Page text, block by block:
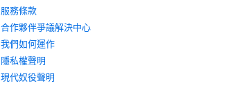
服務條款
合作夥伴爭議解決中心
我們如何運作
隱私權聲明
現代奴役聲明